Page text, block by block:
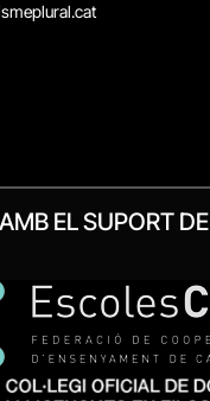
AMB EL SUPORT DE